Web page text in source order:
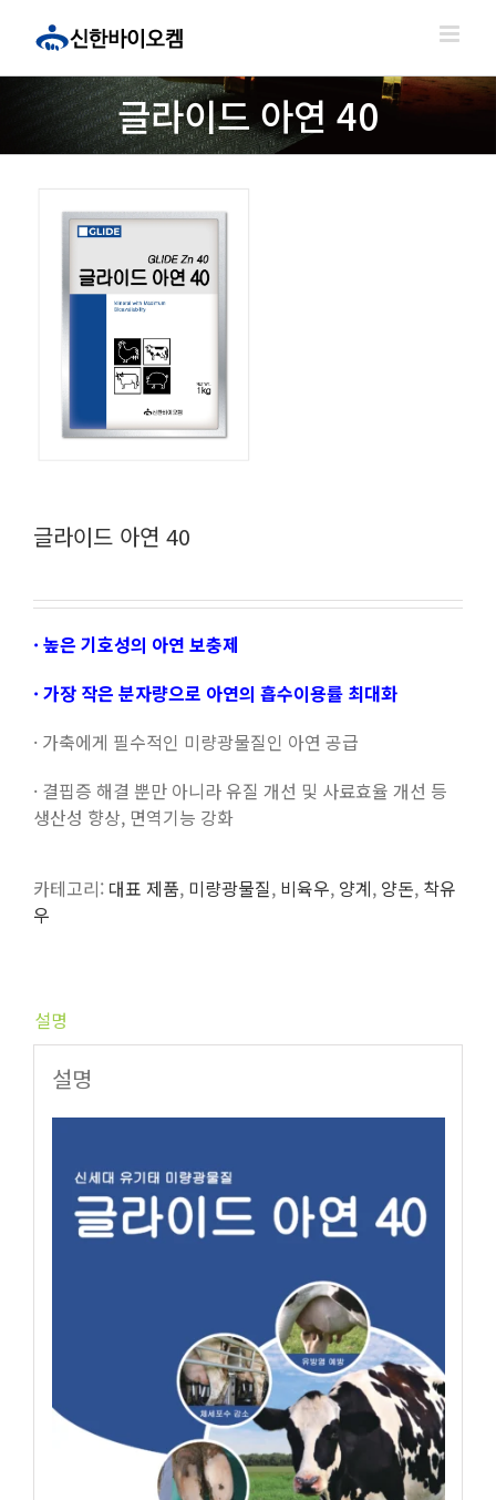
글라이드 아연 40
글라이드 아연 40
· 높은 기호성의 아연 보충제
· 가장 작은 분자량으로 아연의 흡수이용률 최대화
· 가축에게 필수적인 미량광물질인 아연 공급
· 결핍증 해결 뿐만 아니라 유질 개선 및 사료효율 개선 등
생산성 향상, 면역기능 강화
카테고리: 대표 제품, 미량광물질, 비육우, 양계, 양돈, 착유
우
설명
설명